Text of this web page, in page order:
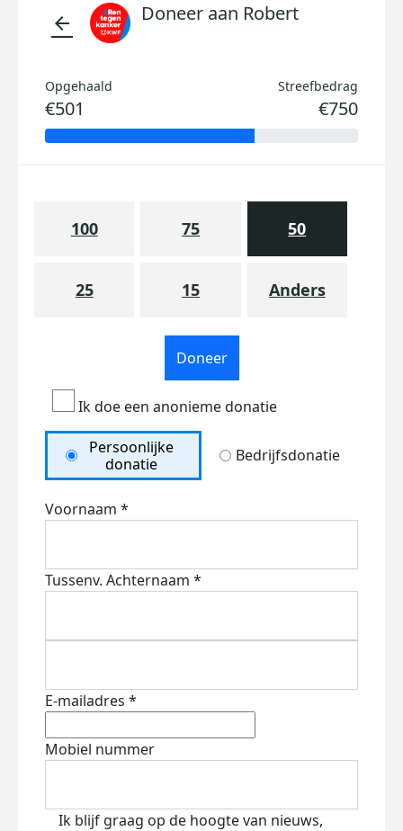
arrow_back Doneer aan Robert
Opgehaald
€501
Streefbedrag
€750
100 75 50
25 15 Anders
Doneer
Ik doe een anonieme donatie
Persoonlijke
donatie
Bedrijfsdonatie
Voornaam *
Tussenv. Achternaam *
E-mailadres *
Mobiel nummer
Ik blijf graag op de hoogte van nieuws,